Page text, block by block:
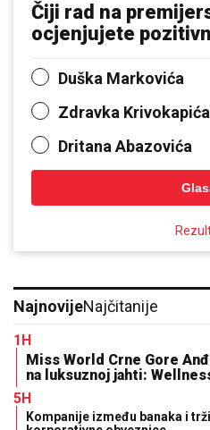
Čiji rad na
ocjenjujete
Duška Markovića
Zdravka Krivokapića
Dritana Abazovića
NajnovijeNajčitanije
1H
Miss World Crne Gore
na luksuznoj jahti:
5H
Kompanije između banaka i